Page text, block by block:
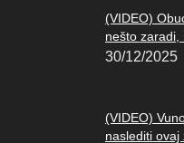
(VIDEO)
nešto zaradi,
30/12/2025
(VIDEO)
naslediti ovaj